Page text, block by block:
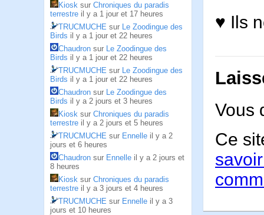
Kiosk sur Chroniques du paradis
terrestre il y a 1 jour et 17 heures
TRUCMUCHE sur Le Zoodingue des
Birds il y a 1 jour et 22 heures
Chaudron sur Le Zoodingue des
Birds il y a 1 jour et 22 heures
TRUCMUCHE sur Le Zoodingue des
Birds il y a 1 jour et 22 heures
Chaudron sur Le Zoodingue des
Birds il y a 2 jours et 3 heures
Kiosk sur Chroniques du paradis
terrestre il y a 2 jours et 5 heures
TRUCMUCHE sur Ennelle il y a 2
jours et 6 heures
Chaudron sur Ennelle il y a 2 jours et
8 heures
Kiosk sur Chroniques du paradis
terrestre il y a 3 jours et 4 heures
TRUCMUCHE sur Ennelle il y a 3
jours et 10 heures
♥ Ils
Vous
Ce